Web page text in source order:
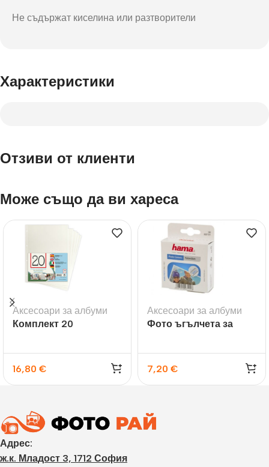
Не съдържат киселина или разтворители
Характеристики
Отзиви от клиенти
Може също да ви хареса
Аксесоари за албуми
Комплект 20
16,80 €
Аксесоари за албуми
Фото ъгълчета за
7,20 €
Адрес:
ж.к. Младост 3, 1712 София